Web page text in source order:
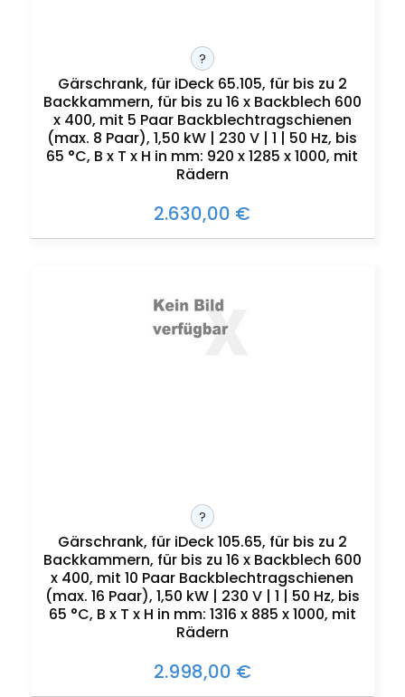
?
Gärschrank, für iDeck 65.105, für bis zu 2
Backkammern, für bis zu 16 x Backblech 600
x 400, mit 5 Paar Backblechtragschienen
(max. 8 Paar), 1,50 kW | 230 V | 1 | 50 Hz, bis
65 °C, B x T x H in mm: 920 x 1285 x 1000, mit
Rädern
2.630,00 €
?
Gärschrank, für iDeck 105.65, für bis zu 2
Backkammern, für bis zu 16 x Backblech 600
x 400, mit 10 Paar Backblechtragschienen
(max. 16 Paar), 1,50 kW | 230 V | 1 | 50 Hz, bis
65 °C, B x T x H in mm: 1316 x 885 x 1000, mit
Rädern
2.998,00 €